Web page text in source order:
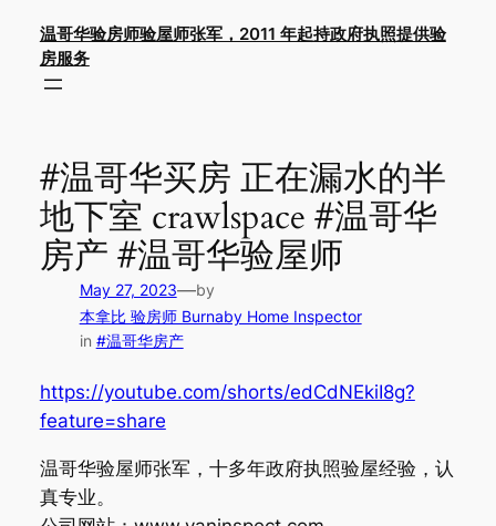
content
温哥华验房师验屋师张军，2011 年起持政府执照提供验
房服务
#温哥华买房 正在漏水的半
地下室 crawlspace #温哥华
房产 #温哥华验屋师
May 27, 2023—by
本拿比 验房师 Burnaby Home Inspector
in #温哥华房产
https://youtube.com/shorts/edCdNEkiI8g?
feature=share
温哥华验屋师张军，十多年政府执照验屋经验，认
真专业。